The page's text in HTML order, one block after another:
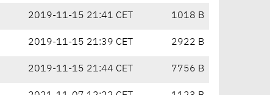
2019-11-15 21:41 CET 1018 B
2019-11-15 21:39 CET 2922 B
2019-11-15 21:44 CET 7756 B